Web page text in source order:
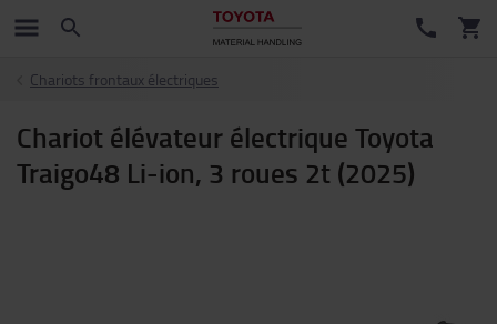
Chariots frontaux électriques
Chariot élévateur électrique Toyota
Traigo48 Li-ion, 3 roues 2t (2025)